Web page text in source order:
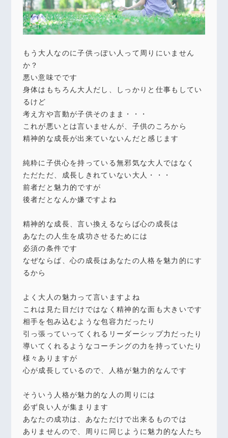
もう大人なのに子供っぽい人って周りにいません
か？
悪い意味でです
身体はもちろん大人だし、しっかりと仕事もしてい
るけど
考え方や言動が子供そのまま・・・
これが悪いとは言いませんが、子供のころから
精神的な成長が出来ていないんだと感じます
純粋に子供心を持っている無邪気な大人ではなく
ただただ、成長しきれていない大人・・・
前者だと魅力的ですが
後者だとなんか嫌ですよね
精神的な成長、言い換えるならば心の成長は
あなたの人生を成功させるためには
必須の条件です
なぜならば、心の成長はあなたの人格を魅力的にす
るから
よく大人の魅力って言いますよね
これは見た目だけではなく精神的な面も大きいです
相手を包み込むような包容力だったり
引っ張っていってくれるリーダーシップ力だったり
導いてくれるようなコーチングの力を持っていたり
様々ありますが
心が成長しているので、人格が魅力的なんです
そういう人格が魅力的な人の周りには
必ず良い人が集まります
あなたの成功は、あなただけで出来るものでは
ありませんので、周りに同じように魅力的な人たち